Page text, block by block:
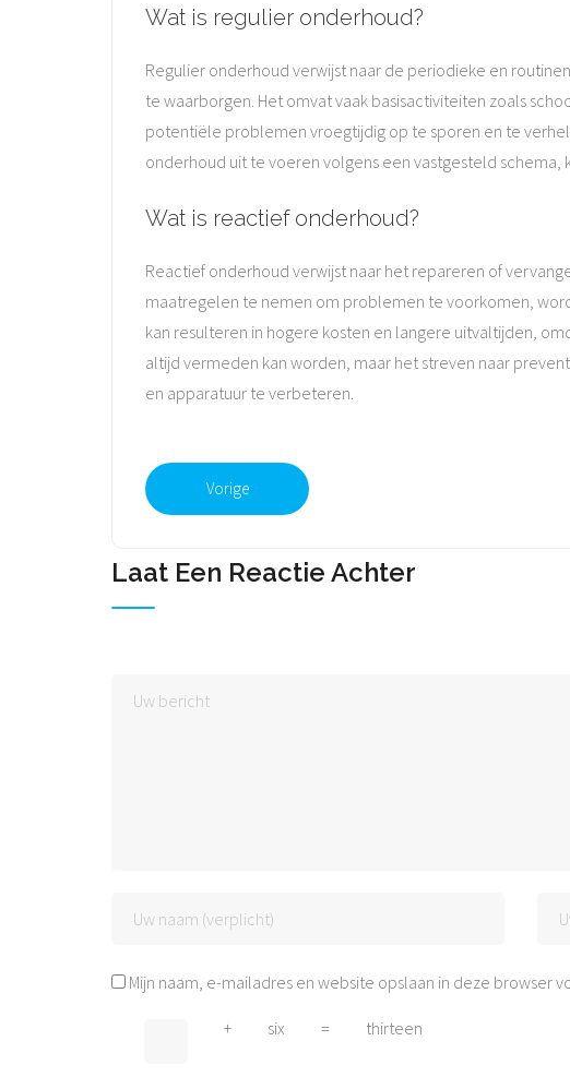
Wat is regulier onderhoud?
Regulier onderhoud verwijst naar de periodieke en
te waarborgen. Het omvat vaak basisactiviteiten zoals
potentiële problemen vroegtijdig op te sporen en te
onderhoud uit te voeren volgens een vastgesteld
Wat is reactief onderhoud?
Reactief onderhoud verwijst naar het repareren of
maatregelen te nemen om problemen te voorkomen,
kan resulteren in hogere kosten en langere uitvaltijden,
altijd vermeden kan worden, maar het streven naar
en apparatuur te verbeteren.
Vorige
Laat Een Reactie Achter
Mijn naam, e-mailadres en website opslaan in deze browser
+ six = thirteen